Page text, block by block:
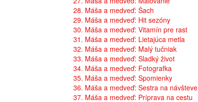
28. Máša a medveď: Šach
29. Máša a medveď: Hit sezóny
30. Máša a medveď: Vitamín pre rast
31. Máša a medveď: Lietajúca metla
32. Máša a medveď: Malý tučniak
33. Máša a medveď: Sladký život
34. Máša a medveď: Fotografka
35. Máša a medveď: Spomienky
36. Máša a medveď: Sestra na návšteve
37. Máša a medveď: Príprava na cestu